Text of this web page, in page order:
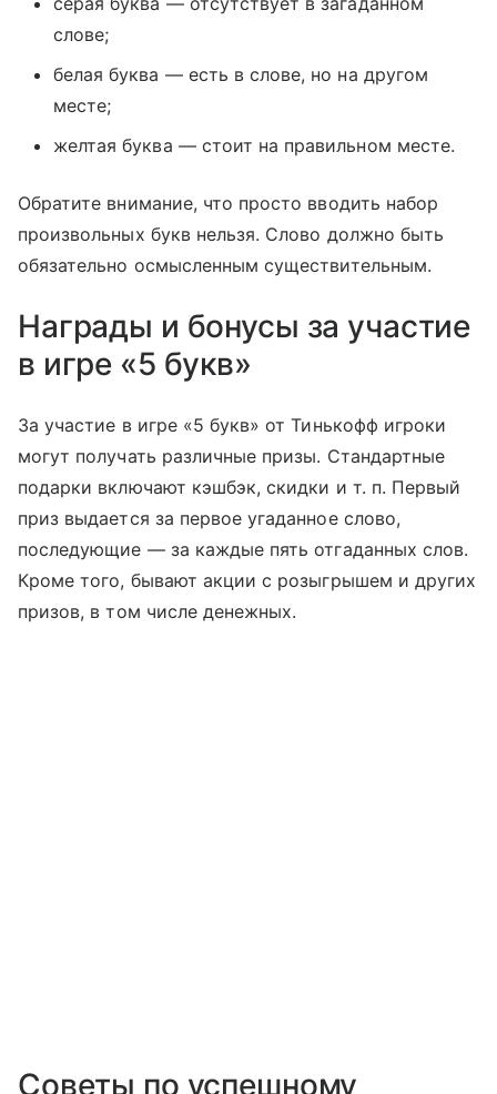
слове;
белая буква — есть в слове, но на другом
месте;
желтая буква — стоит на правильном месте.
Обратите внимание, что просто вводить набор
произвольных букв нельзя. Слово должно быть
обязательно осмысленным существительным.
Награды и бонусы за участие
в игре «5 букв»
За участие в игре «5 букв» от Тинькофф игроки
могут получать различные призы. Стандартные
подарки включают кэшбэк, скидки и т. п. Первый
приз выдается за первое угаданное слово,
последующие — за каждые пять отгаданных слов.
Кроме того, бывают акции с розыгрышем и других
призов, в том числе денежных.
Советы по успешному